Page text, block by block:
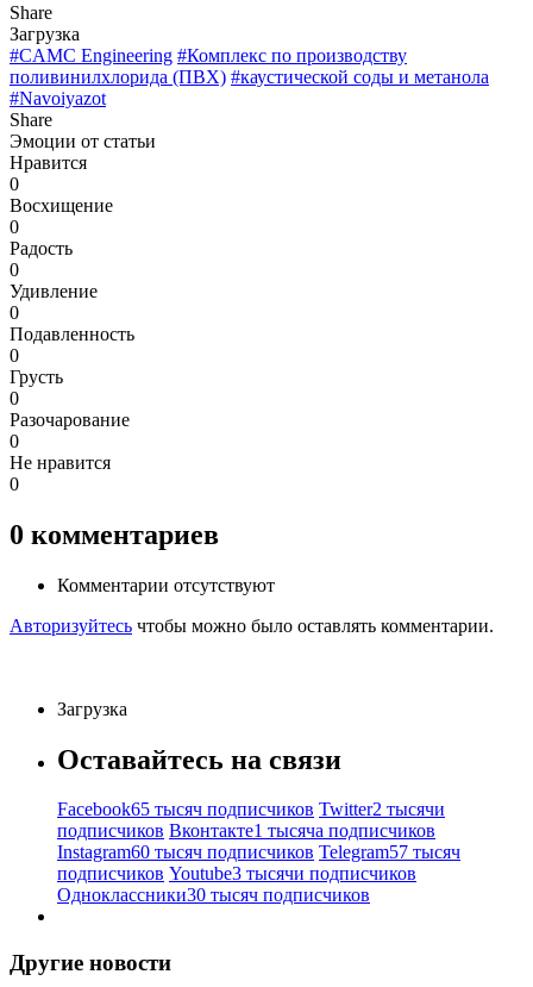
Share
Загрузка
#CAMC Engineering #Комплекс по производству
поливинилхлорида (ПВХ) #каустической соды и метанола
#Navoiyazot
Share
Эмоции от статьи
Нравится
0
Восхищение
0
Радость
0
Удивление
0
Подавленность
0
Грусть
0
Разочарование
0
Не нравится
0
0 комментариев
Комментарии отсутствуют
Авторизуйтесь чтобы можно было оставлять комментарии.
Загрузка
Оставайтесь на связи
Facebook65 тысяч подписчиков Twitter2 тысячи
подписчиков Вконтакте1 тысяча подписчиков
Instagram60 тысяч подписчиков Telegram57 тысяч
подписчиков Youtube3 тысячи подписчиков
Одноклассники30 тысяч подписчиков
Другие новости